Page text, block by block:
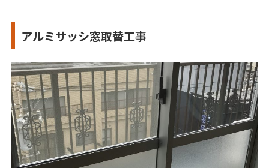
アルミサッシ窓取替工事